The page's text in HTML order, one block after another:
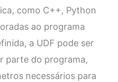
como C++, Python
ao programa
a UDF pode ser
parte do programa,
necessários para